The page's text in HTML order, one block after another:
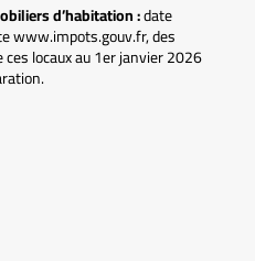
d’habitation :date
www.impots.gouv.fr, des
locaux au 1er janvier 2026